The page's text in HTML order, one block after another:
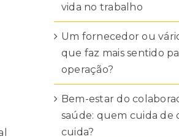
vida no trabalho
Um fornecedor ou
que faz mais sentido
operação?
Bem-estar do
saúde: quem cuida de
cuida?